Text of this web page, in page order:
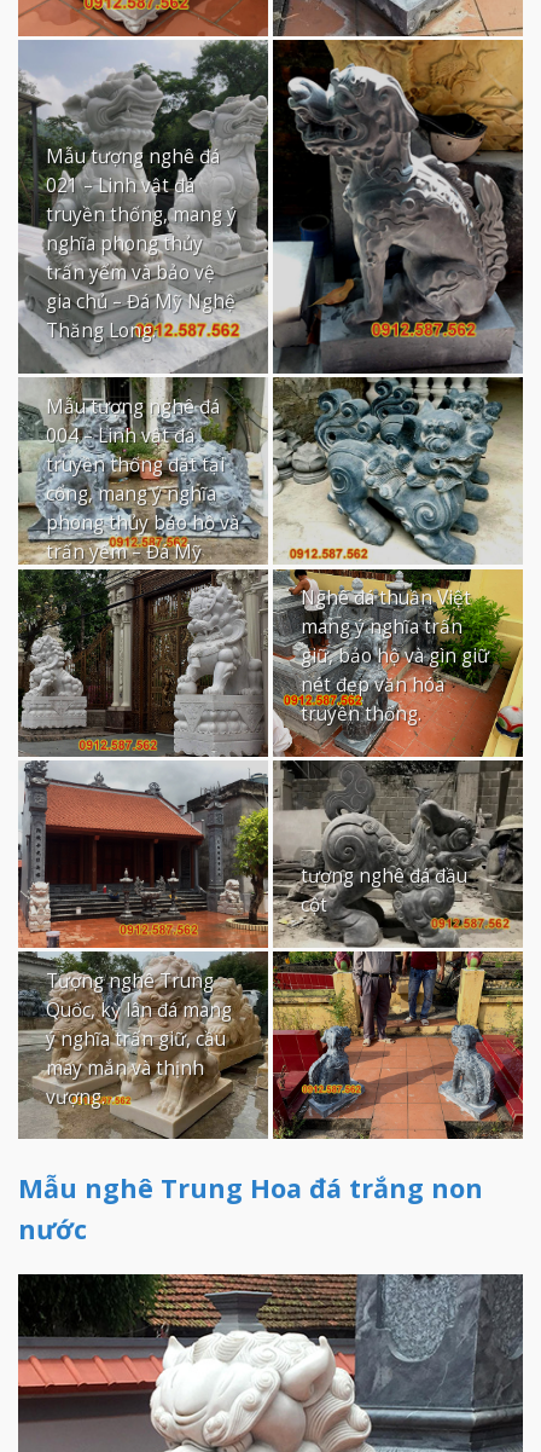
Mẫu tượng nghê đá
021 – Linh vật đá
truyền thống, mang ý
nghĩa phong thủy
trấn yểm và bảo vệ
gia chủ – Đá Mỹ Nghệ
Thăng Long.
Mẫu tượng nghê đá
004 – Linh vật đá
truyền thống đặt tại
cổng, mang ý nghĩa
phong thủy bảo hộ và
trấn yểm – Đá Mỹ
Nghệ Thăng Long.
Nghê đá thuần Việt
mang ý nghĩa trấn
giữ, bảo hộ và gìn giữ
nét đẹp văn hóa
truyền thống.
tượng nghê đá đầu
cột
Tượng nghê Trung
Quốc, kỳ lân đá mang
ý nghĩa trấn giữ, cầu
may mắn và thịnh
vượng.
Mẫu nghê Trung Hoa đá trắng non
nước